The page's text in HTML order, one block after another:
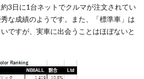
3日に1台ネットでクルマが注文されてい
な成績のようです。また、「標準車」は
ですが、実車に出会うことはほぼないと